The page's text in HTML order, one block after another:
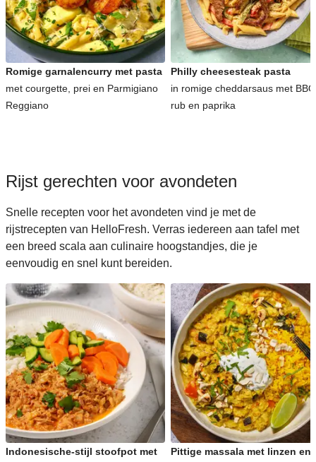
Romige garnalencurry met pasta
met courgette, prei en Parmigiano
Reggiano
Philly cheesesteak pasta
in romige cheddarsaus met
rub en paprika
Rijst gerechten voor avondeten
Snelle recepten voor het avondeten vind je met de
rijstrecepten van HelloFresh. Verras iedereen aan tafel met
een breed scala aan culinaire hoogstandjes, die je
eenvoudig en snel kunt bereiden.
Indonesische-stijl stoofpot met
Pittige massala met linzen en